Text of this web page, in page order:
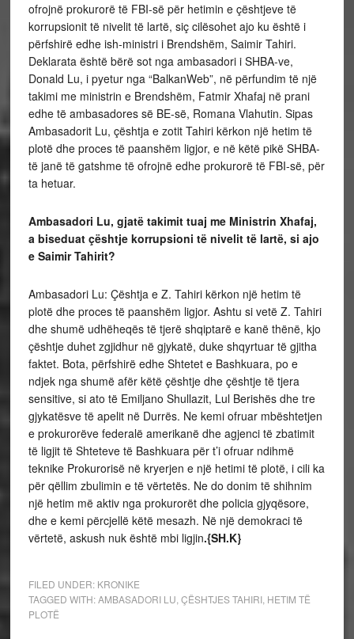
ofrojnë prokurorë të FBI-së për hetimin e çështjeve të
korrupsionit të nivelit të lartë, siç cilësohet ajo ku është i
përfshirë edhe ish-ministri i Brendshëm, Saimir Tahiri.
Deklarata është bërë sot nga ambasadori i SHBA-ve,
Donald Lu, i pyetur nga “BalkanWeb”, në përfundim të një
takimi me ministrin e Brendshëm, Fatmir Xhafaj në prani
edhe të ambasadores së BE-së, Romana Vlahutin. Sipas
Ambasadorit Lu, çështja e zotit Tahiri kërkon një hetim të
plotë dhe proces të paanshëm ligjor, e në këtë pikë SHBA-
të janë të gatshme të ofrojnë edhe prokurorë të FBI-së, për
ta hetuar.
Ambasadori Lu, gjatë takimit tuaj me Ministrin Xhafaj,
a biseduat çështje korrupsioni të nivelit të lartë, si ajo
e Saimir Tahirit?
Ambasadori Lu: Çështja e Z. Tahiri kërkon një hetim të
plotë dhe proces të paanshëm ligjor. Ashtu si vetë Z. Tahiri
dhe shumë udhëheqës të tjerë shqiptarë e kanë thënë, kjo
çështje duhet zgjidhur në gjykatë, duke shqyrtuar të gjitha
faktet. Bota, përfshirë edhe Shtetet e Bashkuara, po e
ndjek nga shumë afër këtë çështje dhe çështje të tjera
sensitive, si ato të Emiljano Shullazit, Lul Berishës dhe tre
gjykatësve të apelit në Durrës. Ne kemi ofruar mbështetjen
e prokurorëve federalë amerikanë dhe agjenci të zbatimit
të ligjit të Shteteve të Bashkuara për t’i ofruar ndihmë
teknike Prokurorisë në kryerjen e një hetimi të plotë, i cili ka
për qëllim zbulimin e të vërtetës. Ne do donim të shihnim
një hetim më aktiv nga prokurorët dhe policia gjyqësore,
dhe e kemi përcjellë këtë mesazh. Në një demokraci të
vërtetë, askush nuk është mbi ligjin.{SH.K}
FILED UNDER: KRONIKE
TAGGED WITH:AMBASADORI LU ÇËSHTJES TAHIRI, HETIM TË
PLOTË